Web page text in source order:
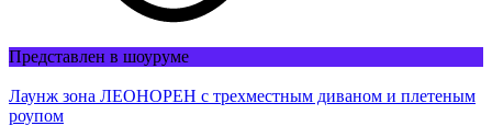
Представлен в шоуруме
Лаунж зона ЛЕОНОРЕН с трехместным диваном и плетеным
роупом